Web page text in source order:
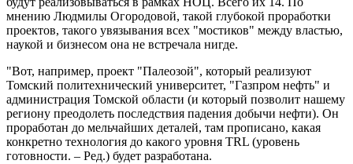
мнению Людмилы Огородовой, такой глубокой проработки
проектов, такого увязывания всех "мостиков" между властью,
наукой и бизнесом она не встречала нигде.
"Вот, например, проект "Палеозой", который реализуют
Томский политехнический университет, "Газпром нефть" и
администрация Томской области (и который позволит нашему
региону преодолеть последствия падения добычи нефти). Он
проработан до мельчайших деталей, там прописано, какая
конкретно технология до какого уровня TRL (уровень
готовности. – Ред.) будет разработана.